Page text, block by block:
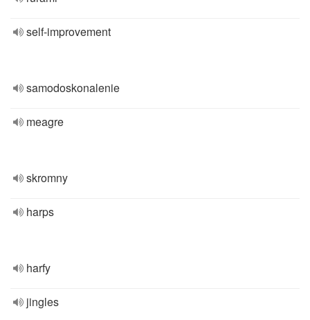
self-improvement
samodoskonalenie
meagre
skromny
harps
harfy
jingles